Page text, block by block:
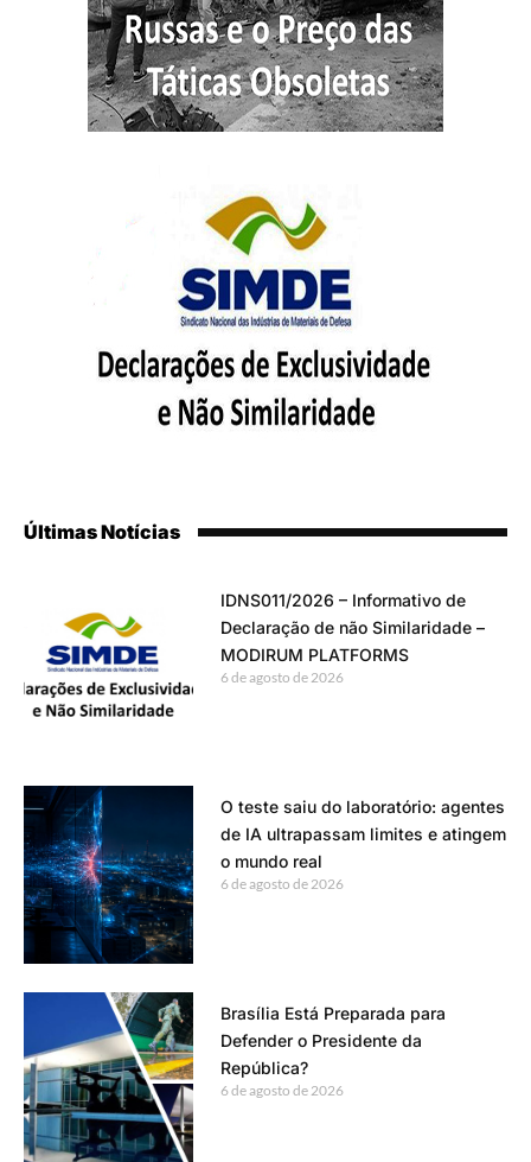
Últimas Notícias
IDNS011/2026 – Informativo de
Declaração de não Similaridade –
MODIRUM PLATFORMS
6 de agosto de 2026
O teste saiu do laboratório: agentes
de IA ultrapassam limites e atingem
o mundo real
6 de agosto de 2026
Brasília Está Preparada para
Defender o Presidente da
República?
6 de agosto de 2026